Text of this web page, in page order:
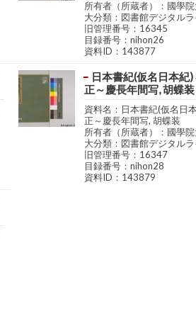
所有者（所蔵者）：國學
大分類：図書館デジタル
旧管理番号：16345
目録番号：nihon26
資料ID：143877
日本書紀(仮名日本紀
正～慶長年間写, 胡蝶装
資料名：日本書紀(仮名日
正～慶長年間写, 胡蝶装
所有者（所蔵者）：國學
大分類：図書館デジタル
旧管理番号：16347
目録番号：nihon28
資料ID：143879